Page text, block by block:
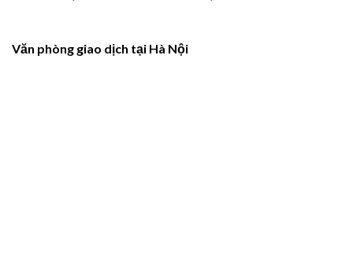
Văn phòng giao dịch tại Hà Nội